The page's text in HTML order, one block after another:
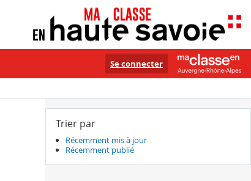
Se connecter
Trier par
Récemment mis à jour
Récemment publié